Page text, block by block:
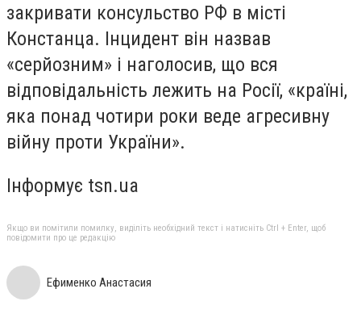
закривати консульство РФ в місті
Констанца. Інцидент він назвав
«серйозним» і наголосив, що вся
відповідальність лежить на Росії, «країні,
яка понад чотири роки веде агресивну
війну проти України».
Інформує tsn.ua
Якщо ви помітили помилку, виділіть необхідний текст і натисніть Ctrl + Enter, щоб
повідомити про це редакцію
Ефименко Анастасия